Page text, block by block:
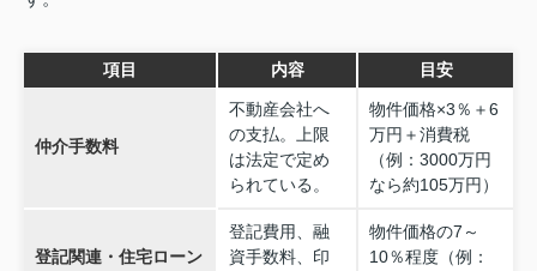
項目 内容 目安
仲介手数料
不動産会社へ
の支払。上限
は法定で定め
られている。
物件価格×3％＋6
万円＋消費税
（例：3000万円
なら約105万円）
登記関連・住宅ローン
登記費用、融
資手数料、印
物件価格の7～
10％程度（例：